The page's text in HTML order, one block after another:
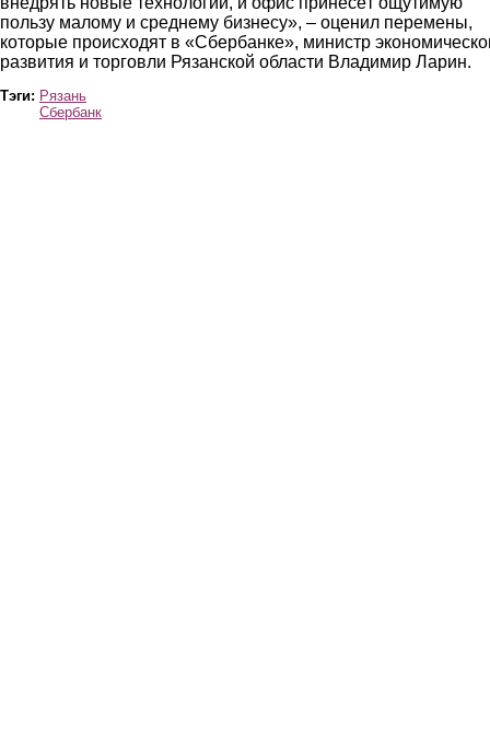
пользу малому и среднему бизнесу», – оценил перемены,
которые происходят в «Сбербанке», министр
развития и торговли Рязанской области Владимир Ларин.
Тэги: Рязань
Сбербанк